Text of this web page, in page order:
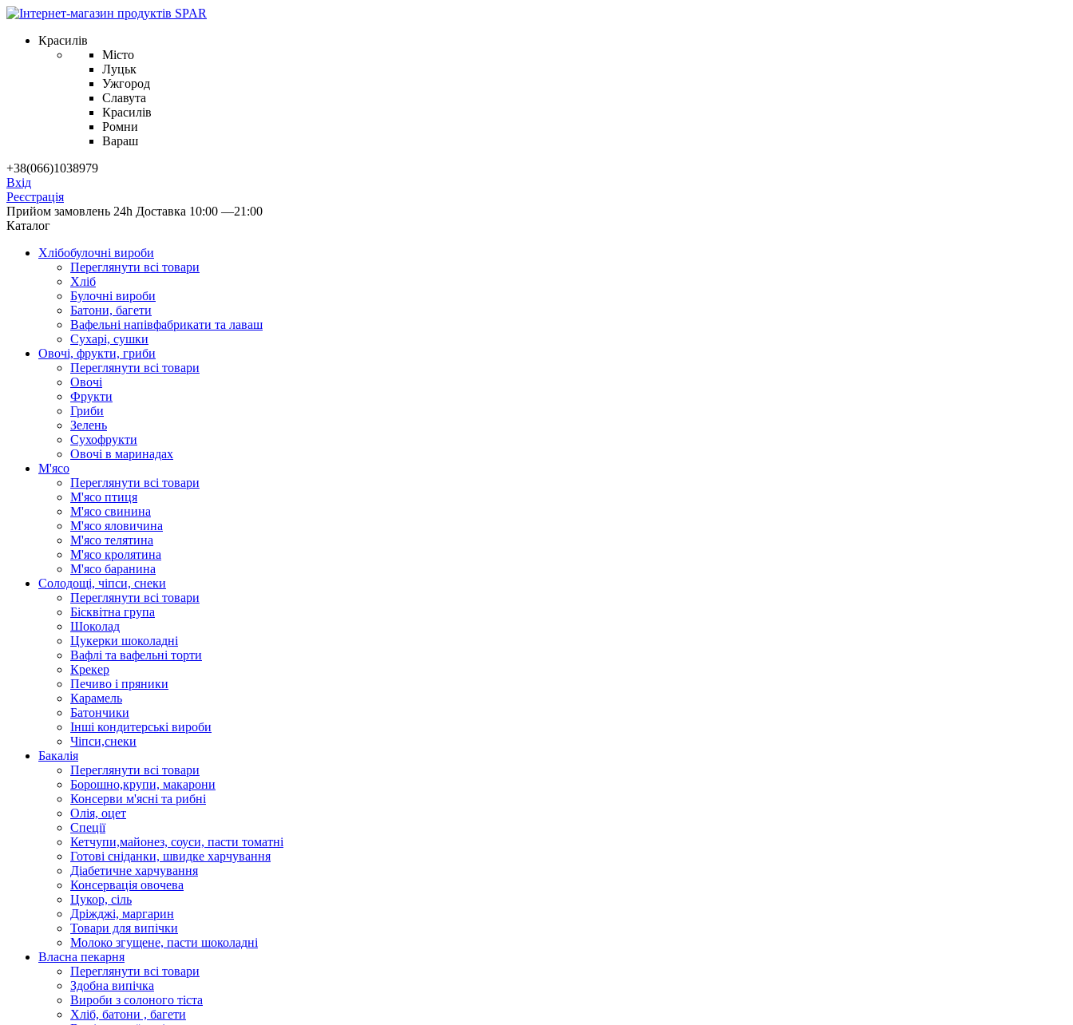
Красилів
Місто
Луцьк
Ужгород
Славута
Красилів
Ромни
Вараш
+38(066)1038979
Вхід
Реєстрація
Прийом замовлень 24h Доставка 10:00 —21:00
Каталог
Хлібобулочні вироби
Переглянути всі товари
Хліб
Булочні вироби
Батони, багети
Вафельні напівфабрикати та лаваш
Сухарі, сушки
Овочі, фрукти, гриби
Переглянути всі товари
Овочі
Фрукти
Гриби
Зелень
Сухофрукти
Овочі в маринадах
М'ясо
Переглянути всі товари
М'ясо птиця
М'ясо свинина
М'ясо яловичина
М'ясо телятина
М'ясо кролятина
М'ясо баранина
Солодощі, чіпси, снеки
Переглянути всі товари
Бісквітна група
Шоколад
Цукерки шоколадні
Вафлі та вафельні торти
Крекер
Печиво і пряники
Карамель
Батончики
Інші кондитерські вироби
Чіпси,снеки
Бакалія
Переглянути всі товари
Борошно,крупи, макарони
Консерви м'ясні та рибні
Олія, оцет
Спеції
Кетчупи,майонез, соуси, пасти томатні
Готові сніданки, швидке харчування
Діабетичне харчування
Консервація овочева
Цукор, сіль
Дріжджі, маргарин
Товари для випічки
Молоко згущене, пасти шоколадні
Власна пекарня
Переглянути всі товари
Здобна випічка
Вироби з солоного тіста
Хліб, батони , багети